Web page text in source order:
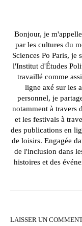
Bonjour, je
par les cultures du
Sciences Po Paris, je
l'Institut d'Études
travaillé comme
ligne axé sur les
personnel, je
notamment à travers
et les festivals à
des publications en
de loisirs. Engagée
de l'inclusion dans
histoires et des
LAISSER UN